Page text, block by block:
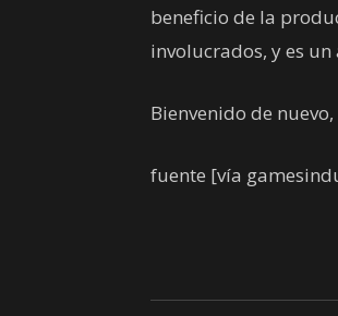
beneficio de la
involucrados, y es
Bienvenido de
fuente [vía